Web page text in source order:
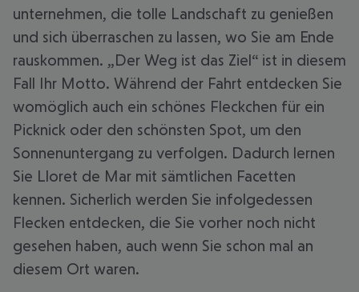
unternehmen, die tolle Landschaft zu genießen
und sich überraschen zu lassen, wo Sie am Ende
rauskommen. „Der Weg ist das Ziel“ ist in diesem
Fall Ihr Motto. Während der Fahrt entdecken Sie
womöglich auch ein schönes Fleckchen für ein
Picknick oder den schönsten Spot, um den
Sonnenuntergang zu verfolgen. Dadurch lernen
Sie Lloret de Mar mit sämtlichen Facetten
kennen. Sicherlich werden Sie infolgedessen
Flecken entdecken, die Sie vorher noch nicht
gesehen haben, auch wenn Sie schon mal an
diesem Ort waren.